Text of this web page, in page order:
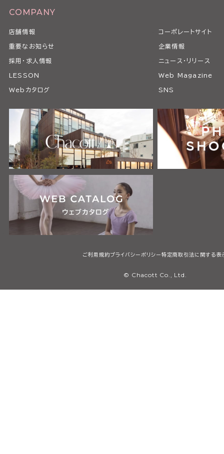
COMPANY
店舗情報 コーポレートサイト
重要なお知らせ 企業情報
採用・求人情報 ニュース・リリース
LESSON Web Magazine
Webカタログ SNS
ご利用規約プライバシーポリシー特定商取引法に関する表
© Chacott Co., Ltd.